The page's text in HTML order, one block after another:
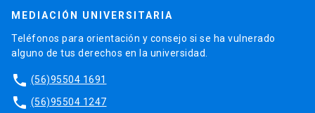
MEDIACIÓN UNIVERSITARIA
Teléfonos para orientación y consejo si se ha vulnerado
alguno de tus derechos en la universidad.
phone (56)95504 1691
phone (56)95504 1247